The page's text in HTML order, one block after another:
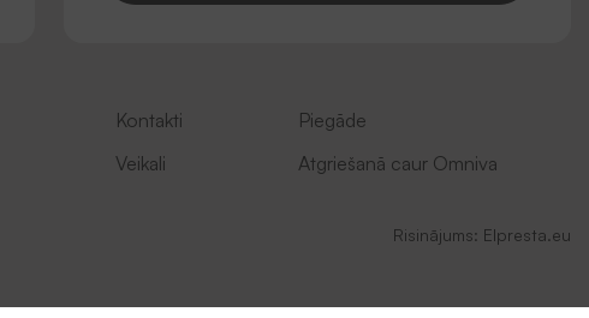
Kontakti
Piegāde
Veikali Atgriešanā caur Omniva
Risinājums: Elpresta.eu